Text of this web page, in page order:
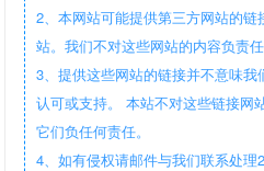
2、本网站可能提供第三方网站的
站。我们不对这些网站的内容负责任
3、提供这些网站的链接并不意味
认可或支持。 本站不对这些链接网
它们负任何责任。
4、如有侵权请邮件与我们联系处